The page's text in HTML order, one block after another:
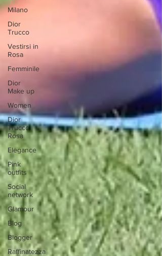
Milano
Dior
Trucco
Vestirsi in
Rosa
Femminile
Dior
Make up
Women
Dior
Trucco
Rosa
Elegance
Pink
outfits
Social
network
Glamour
Blog
Blogger
Raffinatezza